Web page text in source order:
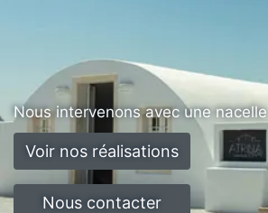
Nous intervenons avec une nacelle
Voir nos réalisations
Nous contacter